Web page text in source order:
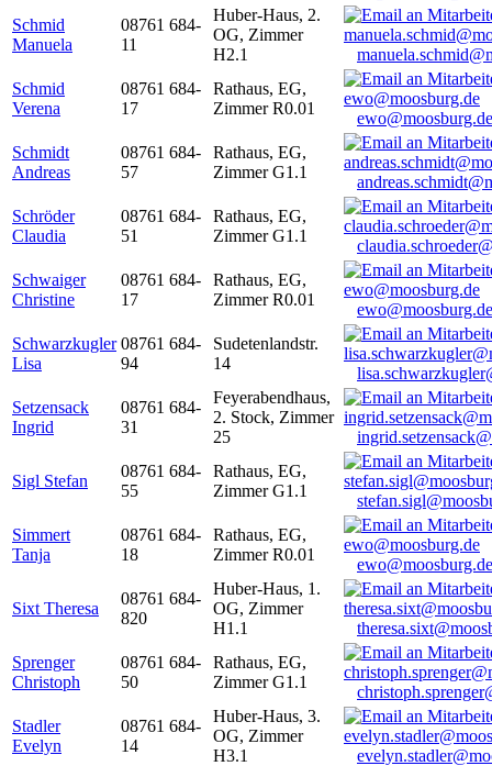
Schmid
Manuela
08761 684-
11
Huber-Haus, 2.
OG, Zimmer
H2.1
Schmid
Verena
08761 684-
17
Rathaus, EG,
Zimmer R0.01
ewo@moosburg.de
Schmidt
Andreas
08761 684-
57
Rathaus, EG,
Zimmer G1.1
Schröder
Claudia
08761 684-
51
Rathaus, EG,
Zimmer G1.1
Schwaiger
Christine
08761 684-
17
Rathaus, EG,
Zimmer R0.01
ewo@moosburg.de
Schwarzkugler
Lisa
08761 684-
94
Sudetenlandstr.
14
Setzensack
Ingrid
08761 684-
31
Feyerabendhaus,
2. Stock, Zimmer
25
Sigl Stefan
08761 684-
55
Rathaus, EG,
Zimmer G1.1
Simmert
Tanja
08761 684-
18
Rathaus, EG,
Zimmer R0.01
ewo@moosburg.de
Sixt Theresa
08761 684-
820
Huber-Haus, 1.
OG, Zimmer
H1.1
Sprenger
Christoph
08761 684-
50
Rathaus, EG,
Zimmer G1.1
Stadler
Evelyn
08761 684-
14
Huber-Haus, 3.
OG, Zimmer
H3.1